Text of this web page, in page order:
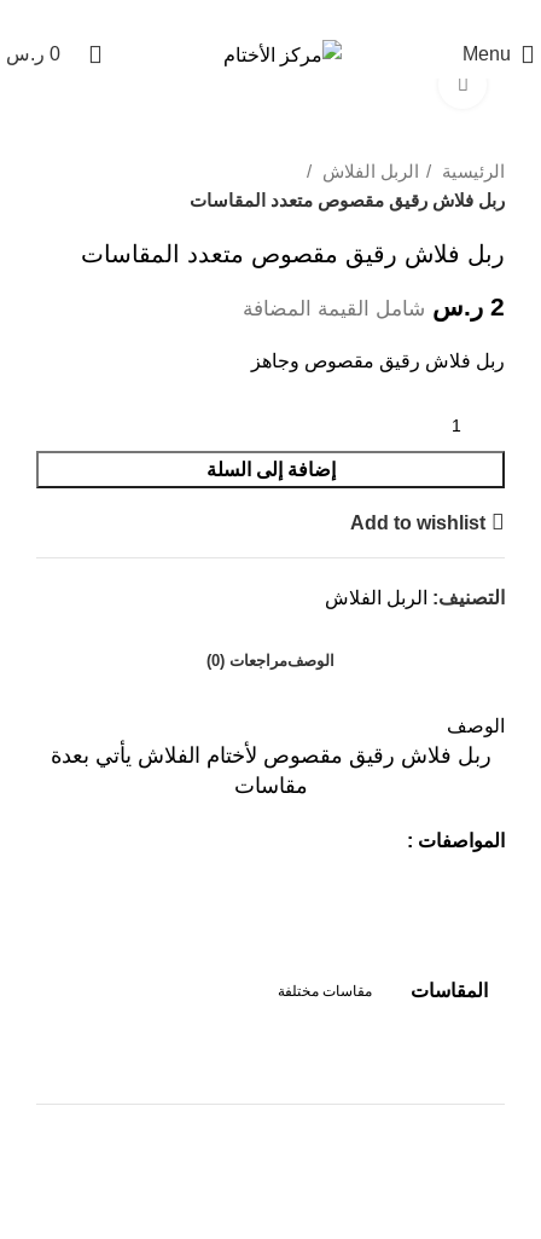
Menu
0 ر.س
الرئيسية
الربل الفلاش
ربل فلاش رقيق مقصوص متعدد المقاسات
ربل فلاش رقيق مقصوص متعدد المقاسات
2 ر.س شامل القيمة المضافة
ربل فلاش رقيق مقصوص وجاهز
إضافة إلى السلة
Add to wishlist
التصنيف: الربل الفلاش
الوصفمراجعات (0)
الوصف
ربل فلاش رقيق مقصوص لأختام الفلاش يأتي بعدة
مقاسات
المواصفات :
المقاسات مقاسات مختلفة